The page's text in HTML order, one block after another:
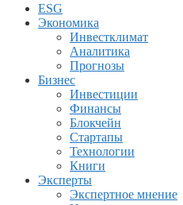
ESG
Экономика
Инвестклимат
Аналитика
Прогнозы
Бизнес
Инвестиции
Финансы
Блокчейн
Стартапы
Технологии
Книги
Эксперты
Экспертное мнение